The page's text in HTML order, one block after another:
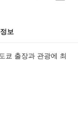
보
쿄 출장과 관광에 최